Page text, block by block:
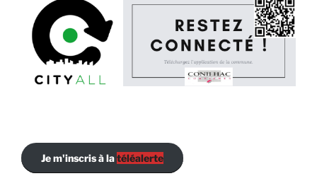
Je m'inscris à latéléalerte